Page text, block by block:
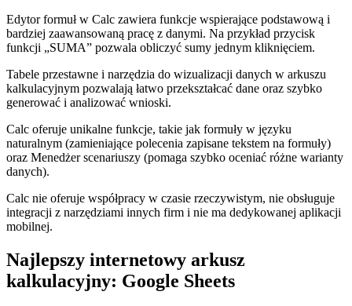
Edytor formuł w Calc zawiera funkcje wspierające podstawową i
bardziej zaawansowaną pracę z danymi. Na przykład przycisk
funkcji „SUMA” pozwala obliczyć sumy jednym kliknięciem.
Tabele przestawne i narzędzia do wizualizacji danych w arkuszu
kalkulacyjnym pozwalają łatwo przekształcać dane oraz szybko
generować i analizować wnioski.
Calc oferuje unikalne funkcje, takie jak formuły w języku
naturalnym (zamieniające polecenia zapisane tekstem na formuły)
oraz Menedżer scenariuszy (pomaga szybko oceniać różne warianty
danych).
Calc nie oferuje współpracy w czasie rzeczywistym, nie obsługuje
integracji z narzędziami innych firm i nie ma dedykowanej aplikacji
mobilnej.
Najlepszy internetowy arkusz
kalkulacyjny: Google Sheets